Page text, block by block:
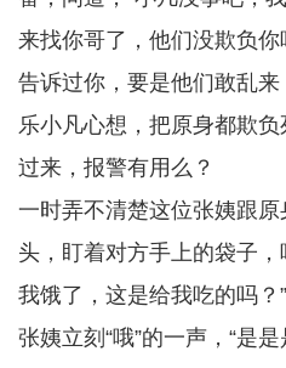
来找你哥了，他们没欺负
告诉过你，要是他们敢乱来
乐小凡心想，把原身都欺
过来，报警有用么？
一时弄不清楚这位张姨跟
头，盯着对方手上的袋子，
我饿了，这是给我吃的吗？”
张姨立刻“哦”的一声，“是